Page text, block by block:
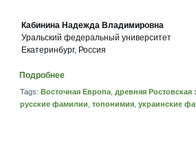
Кабинина Надежда Владимировна
Уральский федеральный университет
Екатеринбург, Россия
Подробнее
Tags: Восточная Европа древняя Ростовская
русские фамилии топонимия украинские